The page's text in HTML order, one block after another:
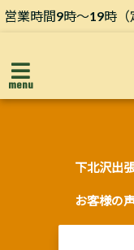
営業時間9時～19時（
menu
下北沢出
お客様の